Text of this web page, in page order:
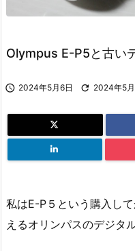
Olympus E-P5と古い
 2024年5月6日  2024年5
私はE-P５という購入し
えるオリンパスのデジタ